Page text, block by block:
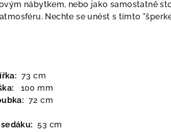
nábytkem, nebo jako samostatně
Nechte se unést s tímto
73 cm
100 mm
72 cm
53 cm